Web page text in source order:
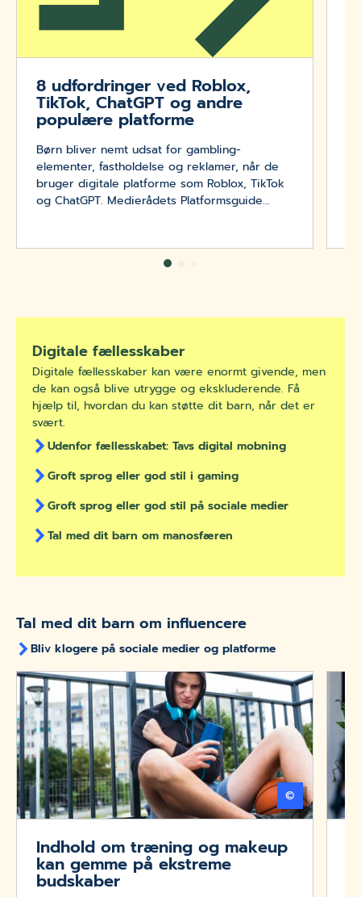
8 udfordringer ved Roblox,
TikTok, ChatGPT og andre
populære platforme
Børn bliver nemt udsat for gambling-
elementer, fastholdelse og reklamer, når de
bruger digitale platforme som Roblox, TikTok
og ChatGPT. Medierådets Platformsguide
og unge og de udfordringer og risici, der
Digitale fællesskaber
Digitale fællesskaber kan være enormt givende, men
de kan også blive utrygge og ekskluderende. Få
hjælp til, hvordan du kan støtte dit barn, når det er
svært.
Udenfor fællesskabet: Tavs digital mobning
Groft sprog eller god stil i gaming
Groft sprog eller god stil på sociale medier
Tal med dit barn om manosfæren
Tal med dit barn om influencere
Bliv klogere på sociale medier og platforme
© Getty
Indhold om træning og makeup
kan gemme på ekstreme
budskaber